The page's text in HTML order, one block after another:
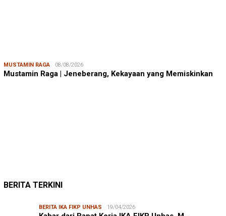
MUSTAMIN RAGA 08/08/2026
Mustamin Raga | Jeneberang, Kekayaan yang Memiskinkan
BERITA TERKINI
BERITA IKA FIKP UNHAS 19/04/2026